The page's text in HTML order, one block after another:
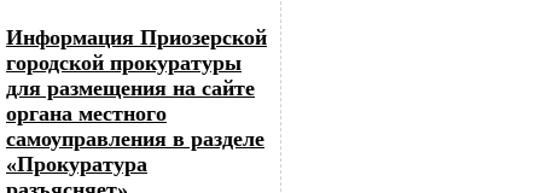
Информация Приозерской
городской прокуратуры
для размещения на сайте
органа местного
самоуправления в разделе
«Прокуратура